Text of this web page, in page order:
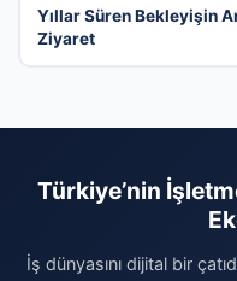
Yıllar Süren Bekleyişin
Ziyaret
Türkiye’nin
İş dünyasını dijital bir